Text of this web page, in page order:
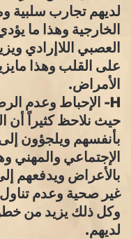
لديهم تجارب سلبية
الخارجية وهذا ما
العصبي اللاإرادي
على القلب وهذا
الأمراض.
H- الإحباط وعدم الرضا عن النفس:
حيث نلاحظ كثيراً أن
بأنفسهم ويلجؤون
الإجتماعي والمهني
بالأعراض ويدفعهم
غير صحية وعدم
وكل ذلك يزيد من
لديهم.